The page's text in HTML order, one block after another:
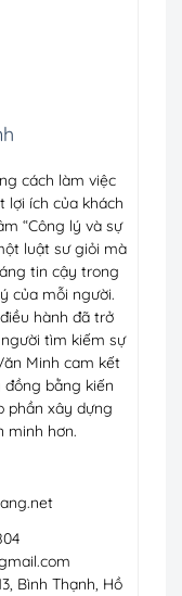
cách làm việc
lợi ích của khách
“Công lý và sự
luật sư giỏi mà
tin cậy trong
của mỗi người.
hành đã trở
tìm kiếm sự
Minh cam kết
bằng kiến
phần xây dựng
minh hơn.
Bình Thạnh, Hồ